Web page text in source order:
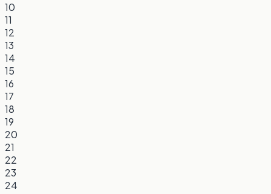
10
11
12
13
14
15
16
17
18
19
20
21
22
23
24